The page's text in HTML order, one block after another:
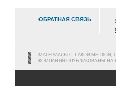
ОБРАТНАЯ СВЯЗЬ
МАТЕРИАЛЫ С ТАКОЙ МЕТКОЙ,
КОМПАНИЙ ОПУБЛИКОВАНЫ